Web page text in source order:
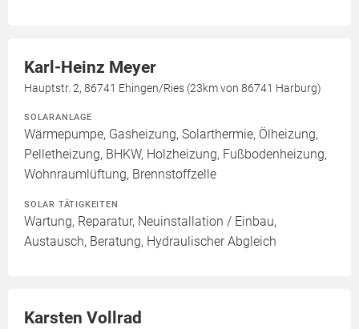
Karl-Heinz Meyer
Hauptstr. 2, 86741 Ehingen/Ries (23km von 86741 Harburg)
SOLARANLAGE
Wärmepumpe, Gasheizung, Solarthermie, Ölheizung,
Pelletheizung, BHKW, Holzheizung, Fußbodenheizung,
Wohnraumlüftung, Brennstoffzelle
SOLAR TÄTIGKEITEN
Wartung, Reparatur, Neuinstallation / Einbau,
Austausch, Beratung, Hydraulischer Abgleich
Karsten Vollrad